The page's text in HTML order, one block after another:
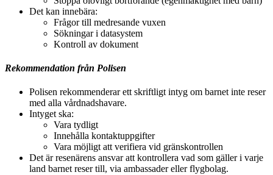
Det kan innebära:
Frågor till medresande vuxen
Sökningar i datasystem
Kontroll av dokument
Rekommendation från Polisen
Polisen rekommenderar ett skriftligt intyg om barnet inte reser
med alla vårdnadshavare.
Intyget ska:
Vara tydligt
Innehålla kontaktuppgifter
Vara möjligt att verifiera vid gränskontrollen
Det är resenärens ansvar att kontrollera vad som gäller i varje
land barnet reser till, via ambassader eller flygbolag.